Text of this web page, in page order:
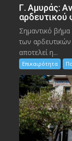
Γ. Αμυράς:
Σημαντικό βήμα
των
αποτελεί η...
Επικαιρότητα